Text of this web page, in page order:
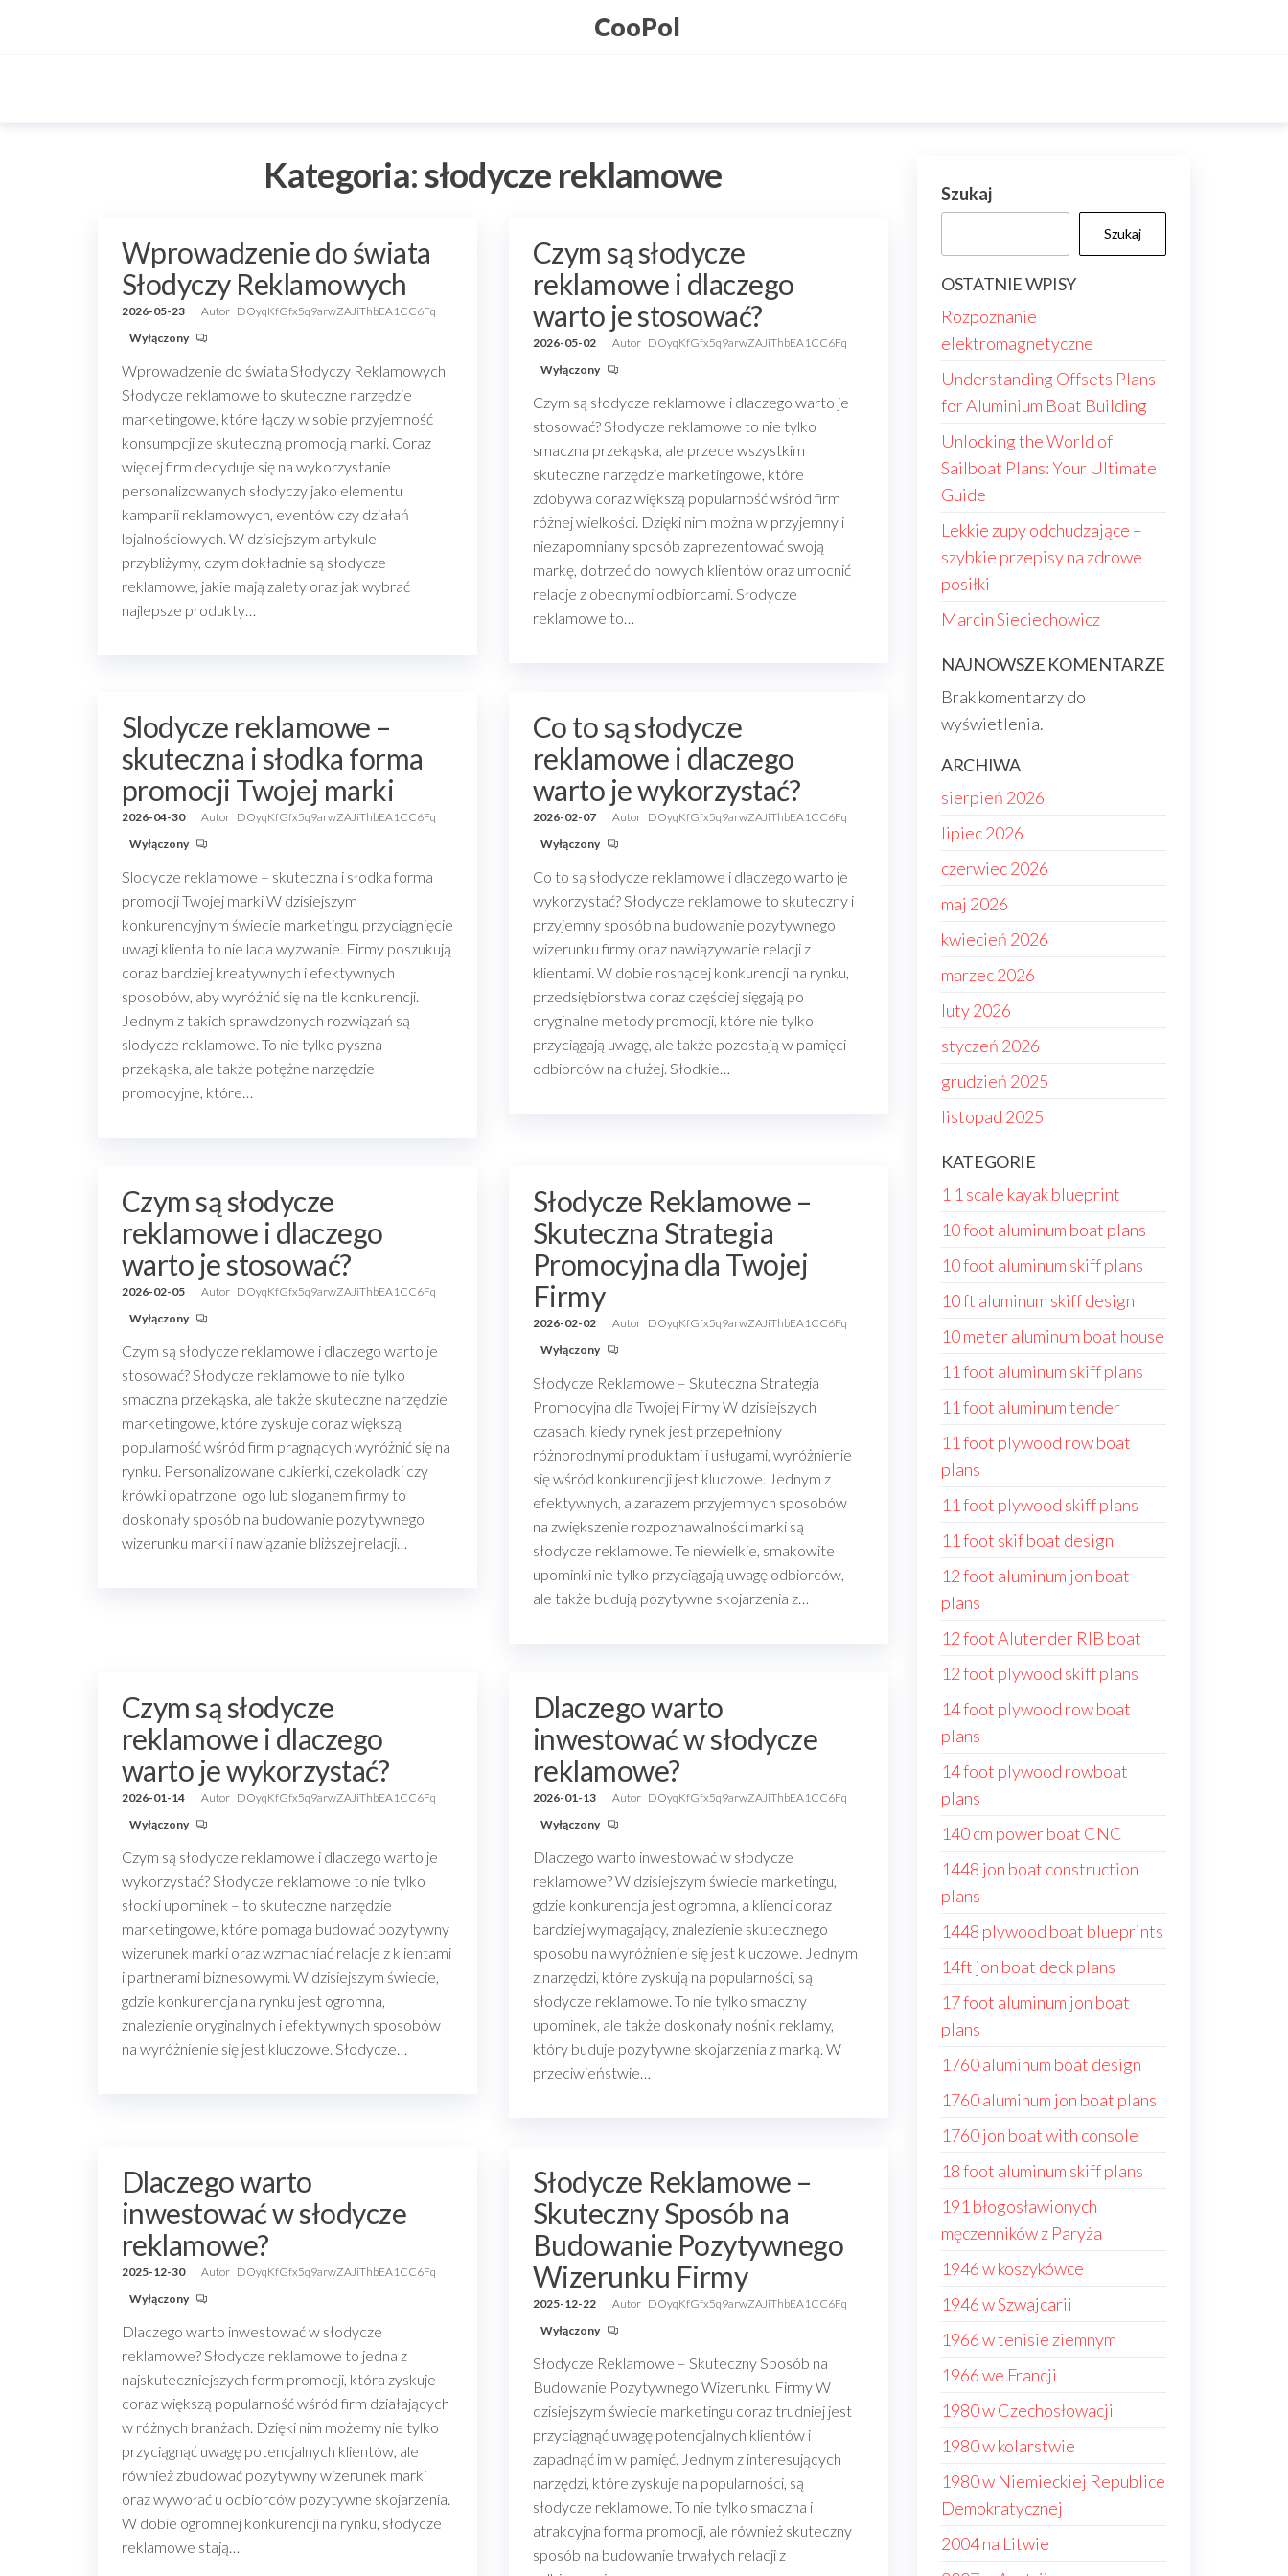
CooPol
Kategoria:słodycze reklamowe
Wprowadzenie do świata
Słodyczy Reklamowych
2026-05-23 Autor DOyqKfGfx5q9arwZAJiThbEA1CC6Fq
Wyłączony
Wprowadzenie do świata Słodyczy Reklamowych
Słodycze reklamowe to skuteczne narzędzie
marketingowe, które łączy w sobie przyjemność
konsumpcji ze skuteczną promocją marki. Coraz
więcej firm decyduje się na wykorzystanie
personalizowanych słodyczy jako elementu
kampanii reklamowych, eventów czy działań
lojalnościowych. W dzisiejszym artykule
przybliżymy, czym dokładnie są słodycze
reklamowe, jakie mają zalety oraz jak wybrać
najlepsze produkty…
Czym są słodycze
reklamowe i dlaczego
warto je stosować?
2026-05-02 Autor DOyqKfGfx5q9arwZAJiThbEA1CC6Fq
Wyłączony
Czym są słodycze reklamowe i dlaczego warto je
stosować? Słodycze reklamowe to nie tylko
smaczna przekąska, ale przede wszystkim
skuteczne narzędzie marketingowe, które
zdobywa coraz większą popularność wśród firm
różnej wielkości. Dzięki nim można w przyjemny i
niezapomniany sposób zaprezentować swoją
markę, dotrzeć do nowych klientów oraz umocnić
relacje z obecnymi odbiorcami. Słodycze
reklamowe to…
Slodycze reklamowe –
skuteczna i słodka forma
promocji Twojej marki
2026-04-30 Autor DOyqKfGfx5q9arwZAJiThbEA1CC6Fq
Wyłączony
Slodycze reklamowe – skuteczna i słodka forma
promocji Twojej marki W dzisiejszym
konkurencyjnym świecie marketingu, przyciągnięcie
uwagi klienta to nie lada wyzwanie. Firmy poszukują
coraz bardziej kreatywnych i efektywnych
sposobów, aby wyróżnić się na tle konkurencji.
Jednym z takich sprawdzonych rozwiązań są
slodycze reklamowe. To nie tylko pyszna
przekąska, ale także potężne narzędzie
promocyjne, które…
Co to są słodycze
reklamowe i dlaczego
warto je wykorzystać?
2026-02-07 Autor DOyqKfGfx5q9arwZAJiThbEA1CC6Fq
Wyłączony
Co to są słodycze reklamowe i dlaczego warto je
wykorzystać? Słodycze reklamowe to skuteczny i
przyjemny sposób na budowanie pozytywnego
wizerunku firmy oraz nawiązywanie relacji z
klientami. W dobie rosnącej konkurencji na rynku,
przedsiębiorstwa coraz częściej sięgają po
oryginalne metody promocji, które nie tylko
przyciągają uwagę, ale także pozostają w pamięci
odbiorców na dłużej. Słodkie…
Czym są słodycze
reklamowe i dlaczego
warto je stosować?
2026-02-05 Autor DOyqKfGfx5q9arwZAJiThbEA1CC6Fq
Wyłączony
Czym są słodycze reklamowe i dlaczego warto je
stosować? Słodycze reklamowe to nie tylko
smaczna przekąska, ale także skuteczne narzędzie
marketingowe, które zyskuje coraz większą
popularność wśród firm pragnących wyróżnić się na
rynku. Personalizowane cukierki, czekoladki czy
krówki opatrzone logo lub sloganem firmy to
doskonały sposób na budowanie pozytywnego
wizerunku marki i nawiązanie bliższej relacji…
Słodycze Reklamowe –
Skuteczna Strategia
Promocyjna dla Twojej
Firmy
2026-02-02 Autor DOyqKfGfx5q9arwZAJiThbEA1CC6Fq
Wyłączony
Słodycze Reklamowe – Skuteczna Strategia
Promocyjna dla Twojej Firmy W dzisiejszych
czasach, kiedy rynek jest przepełniony
różnorodnymi produktami i usługami, wyróżnienie
się wśród konkurencji jest kluczowe. Jednym z
efektywnych, a zarazem przyjemnych sposobów
na zwiększenie rozpoznawalności marki są
słodycze reklamowe. Te niewielkie, smakowite
upominki nie tylko przyciągają uwagę odbiorców,
ale także budują pozytywne skojarzenia z…
Czym są słodycze
reklamowe i dlaczego
warto je wykorzystać?
2026-01-14 Autor DOyqKfGfx5q9arwZAJiThbEA1CC6Fq
Wyłączony
Czym są słodycze reklamowe i dlaczego warto je
wykorzystać? Słodycze reklamowe to nie tylko
słodki upominek – to skuteczne narzędzie
marketingowe, które pomaga budować pozytywny
wizerunek marki oraz wzmacniać relacje z klientami
i partnerami biznesowymi. W dzisiejszym świecie,
gdzie konkurencja na rynku jest ogromna,
znalezienie oryginalnych i efektywnych sposobów
na wyróżnienie się jest kluczowe. Słodycze…
Dlaczego warto
inwestować w słodycze
reklamowe?
2026-01-13 Autor DOyqKfGfx5q9arwZAJiThbEA1CC6Fq
Wyłączony
Dlaczego warto inwestować w słodycze
reklamowe? W dzisiejszym świecie marketingu,
gdzie konkurencja jest ogromna, a klienci coraz
bardziej wymagający, znalezienie skutecznego
sposobu na wyróżnienie się jest kluczowe. Jednym
z narzędzi, które zyskują na popularności, są
słodycze reklamowe. To nie tylko smaczny
upominek, ale także doskonały nośnik reklamy,
który buduje pozytywne skojarzenia z marką. W
przeciwieństwie…
Dlaczego warto
inwestować w słodycze
reklamowe?
2025-12-30 Autor DOyqKfGfx5q9arwZAJiThbEA1CC6Fq
Wyłączony
Dlaczego warto inwestować w słodycze
reklamowe? Słodycze reklamowe to jedna z
najskuteczniejszych form promocji, która zyskuje
coraz większą popularność wśród firm działających
w różnych branżach. Dzięki nim możemy nie tylko
przyciągnąć uwagę potencjalnych klientów, ale
również zbudować pozytywny wizerunek marki
oraz wywołać u odbiorców pozytywne skojarzenia.
W dobie ogromnej konkurencji na rynku, słodycze
reklamowe stają…
Słodycze Reklamowe –
Skuteczny Sposób na
Budowanie Pozytywnego
Wizerunku Firmy
2025-12-22 Autor DOyqKfGfx5q9arwZAJiThbEA1CC6Fq
Wyłączony
Słodycze Reklamowe – Skuteczny Sposób na
Budowanie Pozytywnego Wizerunku Firmy W
dzisiejszym świecie marketingu coraz trudniej jest
przyciągnąć uwagę potencjalnych klientów i
zapadnąć im w pamięć. Jednym z interesujących
narzędzi, które zyskuje na popularności, są
słodycze reklamowe. To nie tylko smaczna i
atrakcyjna forma promocji, ale również skuteczny
sposób na budowanie trwałych relacji z
Szukaj
Szukaj
OSTATNIE WPISY
Rozpoznanie
elektromagnetyczne
Understanding Offsets Plans
for Aluminium Boat Building
Unlocking the World of
Sailboat Plans: Your Ultimate
Guide
Lekkie zupy odchudzające –
szybkie przepisy na zdrowe
posiłki
Marcin Sieciechowicz
NAJNOWSZE KOMENTARZE
Brak komentarzy do
wyświetlenia.
ARCHIWA
sierpień 2026
lipiec 2026
czerwiec 2026
maj 2026
kwiecień 2026
marzec 2026
luty 2026
styczeń 2026
grudzień 2025
listopad 2025
KATEGORIE
1 1 scale kayak blueprint
10 foot aluminum boat plans
10 foot aluminum skiff plans
10 ft aluminum skiff design
10 meter aluminum boat house
11 foot aluminum skiff plans
11 foot aluminum tender
11 foot plywood row boat
plans
11 foot plywood skiff plans
11 foot skif boat design
12 foot aluminum jon boat
plans
12 foot Alutender RIB boat
12 foot plywood skiff plans
14 foot plywood row boat
plans
14 foot plywood rowboat
plans
140 cm power boat CNC
1448 jon boat construction
plans
1448 plywood boat blueprints
14ft jon boat deck plans
17 foot aluminum jon boat
plans
1760 aluminum boat design
1760 aluminum jon boat plans
1760 jon boat with console
18 foot aluminum skiff plans
191 błogosławionych
męczenników z Paryża
1946 w koszykówce
1946 w Szwajcarii
1966 w tenisie ziemnym
1966 we Francji
1980 w Czechosłowacji
1980 w kolarstwie
1980 w Niemieckiej Republice
Demokratycznej
2004 na Litwie